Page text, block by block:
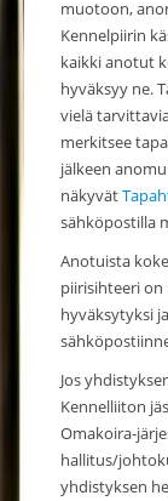
muotoon,
Kennelpiirin
kaikki anotut
hyväksyy ne.
vielä
merkitsee
jälkeen
näkyvät
sähköpostilla
Anotuista
piirisihteeri on
hyväksytyksi
Jos
Kennelliiton
Omakoira-
hallitus/
yhdistyksen